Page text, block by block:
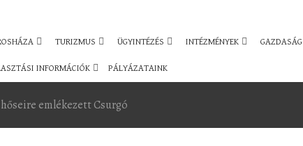
TURIZMUS ÜGYINTÉZÉS INTÉZMÉNYEK GAZDASÁG
INFORMÁCIÓK PÁLYÁZATAINK
hőseire emlékezett Csurgó